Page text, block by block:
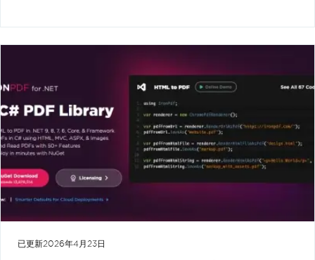
已更新2026年4月23日